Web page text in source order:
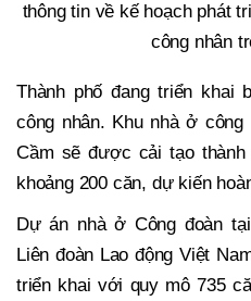
thông tin về kế hoạch phát
công nhân
Thành phố đang triển khai
công nhân. Khu nhà ở công
Cầm sẽ được cải tạo
khoảng 200 căn, dự kiến
Dự án nhà ở Công đoàn
Liên đoàn Lao động Việt
triển khai với quy mô 735